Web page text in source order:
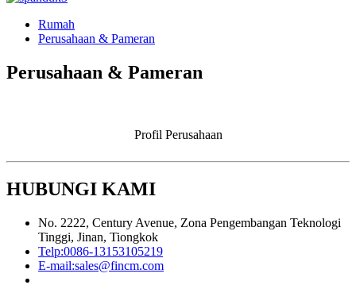
Rumah
Perusahaan & Pameran
Perusahaan & Pameran
Profil Perusahaan
HUBUNGI KAMI
No. 2222, Century Avenue, Zona Pengembangan Teknologi
Tinggi, Jinan, Tiongkok
Telp:0086-13153105219
E-mail:sales@fincm.com